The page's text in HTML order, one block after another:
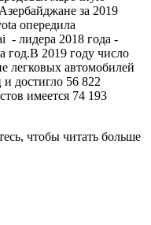
за 2019
опередила
- лидера 2018 года -
год.В 2019 году число
легковых автомобилей
достигло 56 822
имеется 74 193
чтобы читать больше